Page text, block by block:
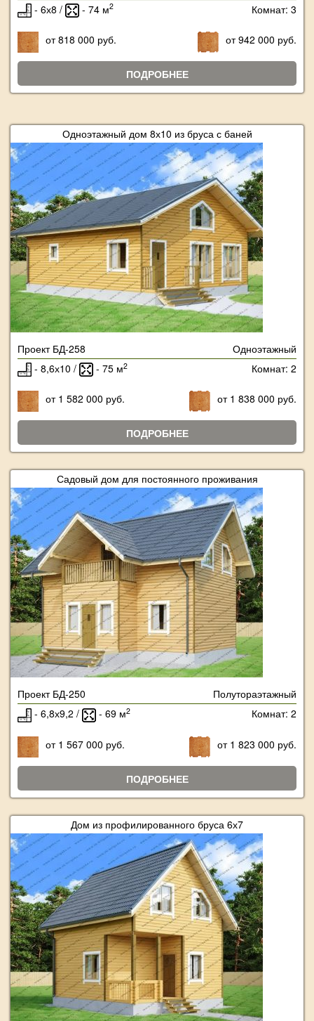
- 6х8 /
- 74 м2 Комнат: 3
от 818 000 руб. от 942 000 руб.
ПОДРОБНЕЕ
Одноэтажный дом 8х10 из бруса с баней
Проект БД-258
Одноэтажный
- 8,6х10 /
- 75 м2 Комнат: 2
от 1 582 000 руб. от 1 838 000 руб.
ПОДРОБНЕЕ
Садовый дом для постоянного проживания
Проект БД-250
Полутораэтажный
- 6,8х9,2 /
- 69 м2 Комнат: 2
от 1 567 000 руб. от 1 823 000 руб.
ПОДРОБНЕЕ
Дом из профилированного бруса 6х7